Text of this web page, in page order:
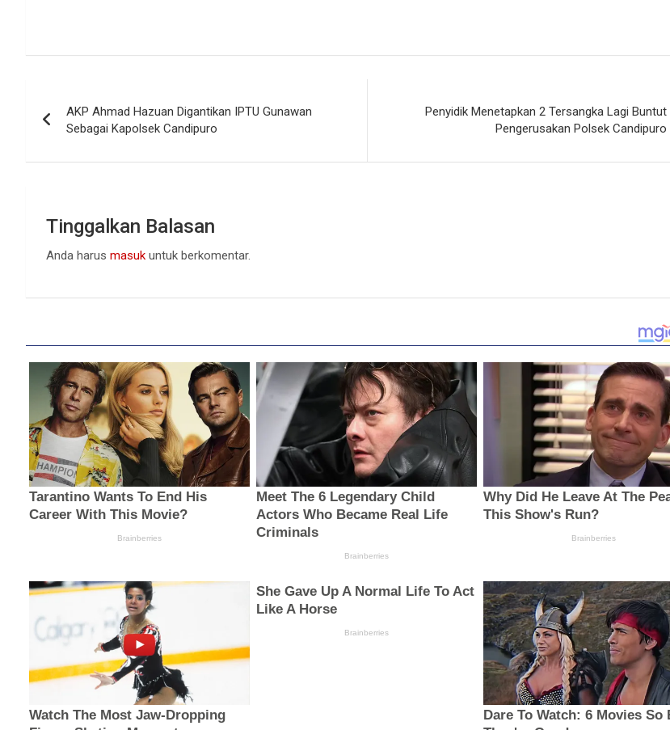
pos
AKP Ahmad Hazuan Digantikan IPTU Gunawan
Sebagai Kapolsek Candipuro
Penyidik Menetapkan 2 Tersangka Lagi Buntut
Pengerusakan Polsek Candipuro
Tinggalkan Balasan
Anda harus masuk untuk berkomentar.